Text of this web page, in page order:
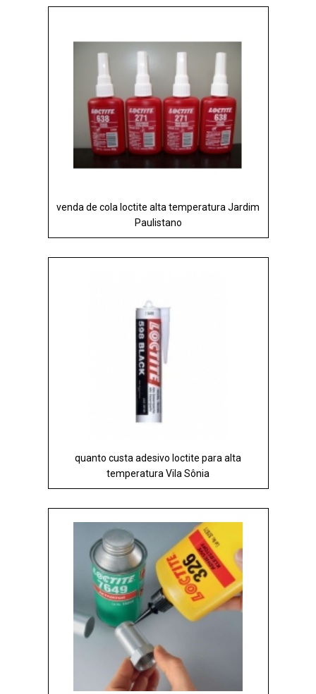
venda de cola loctite alta temperatura Jardim
Paulistano
quanto custa adesivo loctite para alta
temperatura Vila Sônia